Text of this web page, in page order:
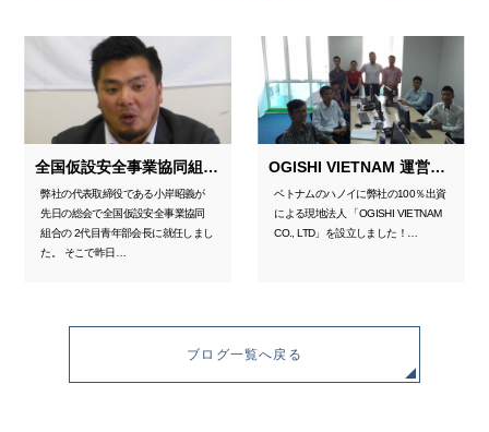
全国仮設安全事業協同組合 青年部会長 就任会見
弊社の代表取締役である小岸昭義が
先日の総会で全国仮設安全事業協同
組合の 2代目青年部会長に就任しまし
た。 そこで昨日…
OGISHI VIETNAM 運営開始
ベトナムのハノイに弊社の100％出資
による現地法人 「OGISHI VIETNAM
CO., LTD」を設立しました！…
ブログ一覧へ戻る